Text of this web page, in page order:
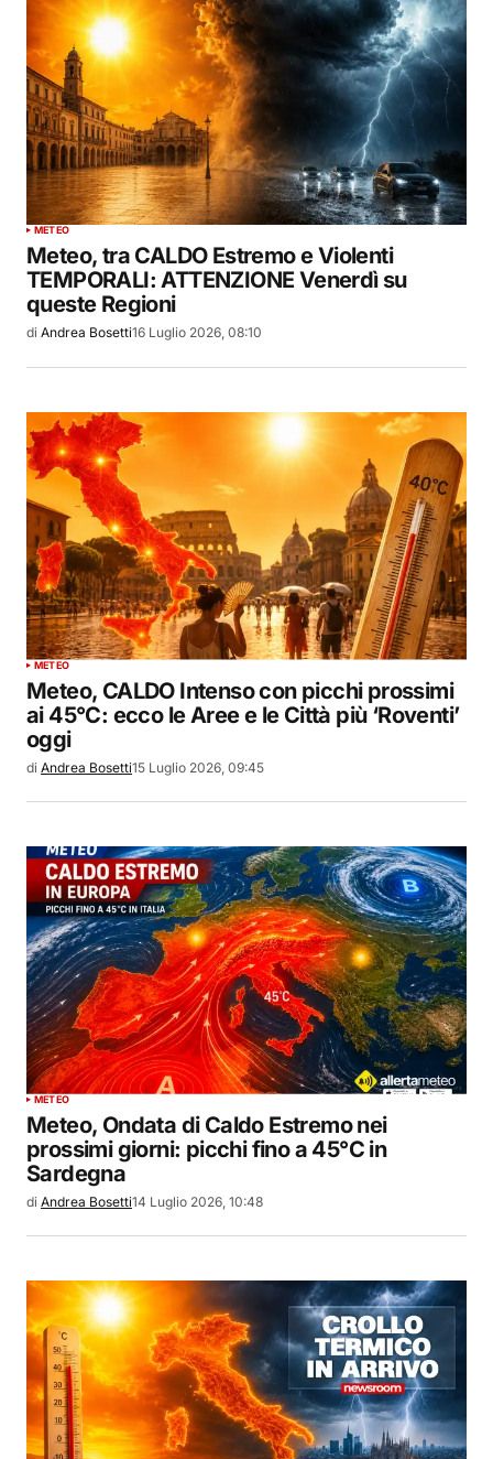
METEO
Meteo, tra CALDO Estremo e Violenti
TEMPORALI: ATTENZIONE Venerdì su
queste Regioni
di Andrea Bosetti16 Luglio 2026, 08:10
METEO
Meteo, CALDO Intenso con picchi prossimi
ai 45°C: ecco le Aree e le Città più ‘Roventi’
oggi
di Andrea Bosetti15 Luglio 2026, 09:45
METEO
Meteo, Ondata di Caldo Estremo nei
prossimi giorni: picchi fino a 45°C in
Sardegna
di Andrea Bosetti14 Luglio 2026, 10:48